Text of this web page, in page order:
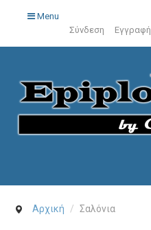
Menu
Σύνδεση
Εγγραφή
Αρχική / Σαλόνια